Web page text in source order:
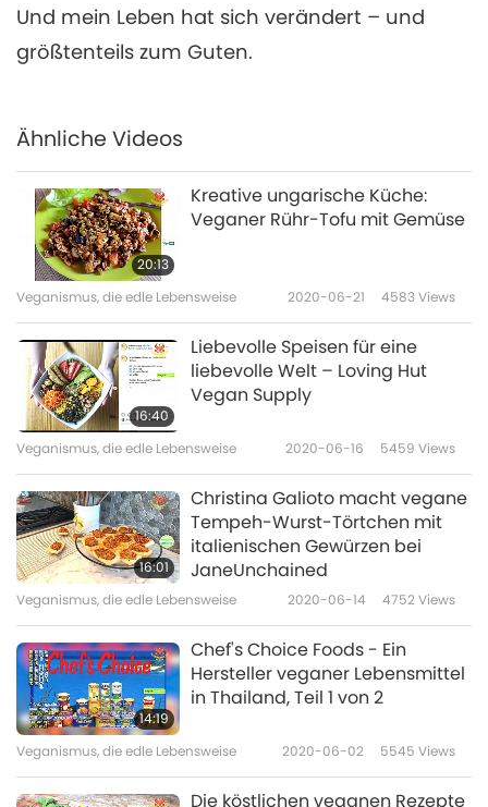
Und mein Leben hat sich verändert – und
größtenteils zum Guten.
Ähnliche Videos
20:13
Kreative ungarische Küche:
Veganer Rühr-Tofu mit Gemüse
Veganismus, die edle Lebensweise 2020-06-21 4583Views
16:40
Liebevolle Speisen für eine
liebevolle Welt – Loving Hut
Vegan Supply
Veganismus, die edle Lebensweise 2020-06-16 5459 Views
16:01
Christina Galioto macht vegane
Tempeh-Wurst-Törtchen mit
italienischen Gewürzen bei
JaneUnchained
Veganismus, die edle Lebensweise 2020-06-14 4752Views
14:19
Chef's Choice Foods - Ein
Hersteller veganer Lebensmittel
in Thailand, Teil 1 von 2
Veganismus, die edle Lebensweise 2020-06-02 5545 Views
Die köstlichen veganen Rezepte